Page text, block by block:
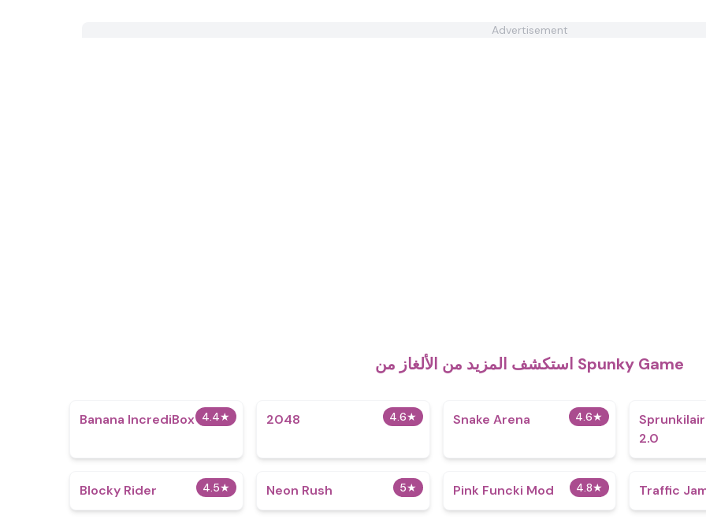
Advertisement
استكشف المزيد من الألغاز من Spunky Game
4.4★
Banana IncrediBox 4.6★
2048 4.6★
Snake Arena
2.0
4.5★
Blocky Rider 5★
Neon Rush 4.8★
Pink Funcki Mod Traffic